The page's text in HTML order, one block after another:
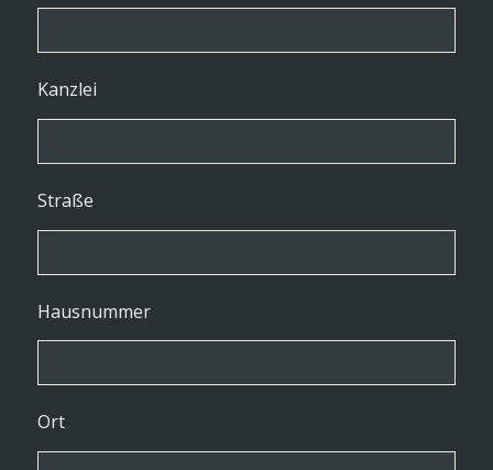
Kanzlei
Straße
Hausnummer
Ort